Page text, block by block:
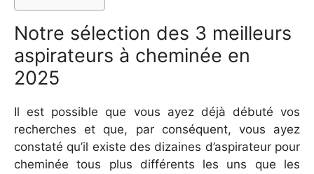
Notre sélection des 3 meilleurs
aspirateurs à cheminée en
2025
Il est possible que vous ayez déjà débuté vos
recherches et que, par conséquent, vous ayez
constaté qu’il existe des dizaines d’aspirateur pour
cheminée tous plus différents les uns que les